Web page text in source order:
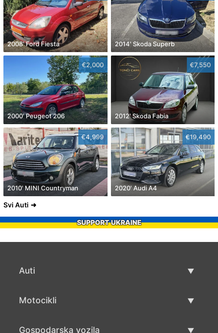
2008' Ford Fiesta 2014' Skoda Superb
€2,000
2000' Peugeot 206
€7,550
2012' Skoda Fabia
€4,999
2010' MINI Countryman
€19,490
2020' Audi A4
Svi Auti
SUPPORT UKRAINE
Auti
Motocikli
Gospodarska vozila